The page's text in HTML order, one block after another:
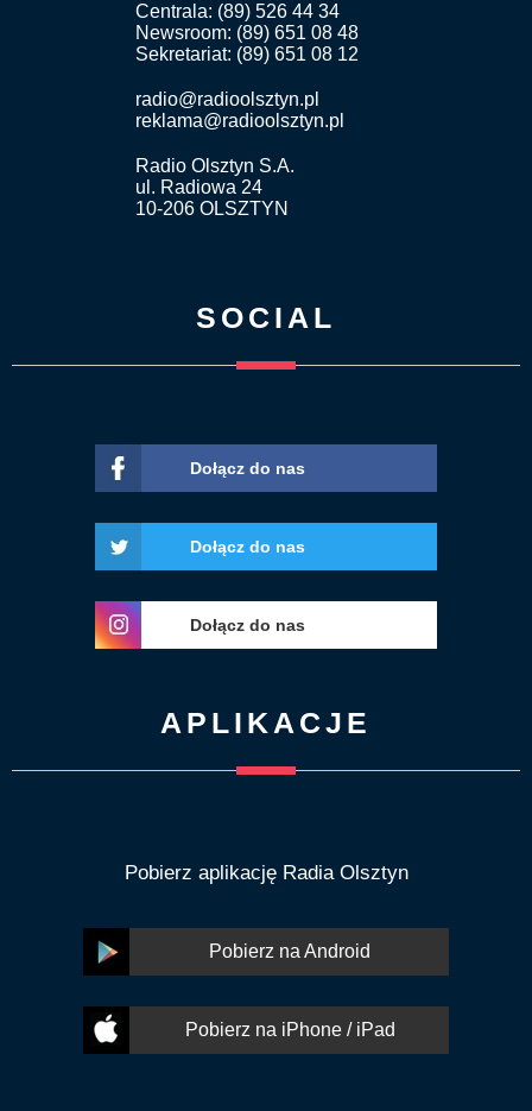
Centrala: (89) 526 44 34
Newsroom: (89) 651 08 48
Sekretariat: (89) 651 08 12
radio@radioolsztyn.pl
reklama@radioolsztyn.pl
Radio Olsztyn S.A.
ul. Radiowa 24
10-206 OLSZTYN
SOCIAL
Dołącz do nas
Dołącz do nas
Dołącz do nas
APLIKACJE
Pobierz aplikację Radia Olsztyn
Pobierz na Android
Pobierz na iPhone / iPad